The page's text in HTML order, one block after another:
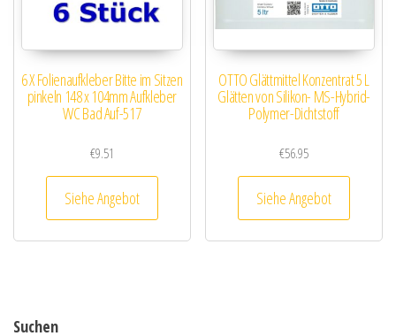
6 X Folienaufkleber Bitte im Sitzen
pinkeln 148 x 104mm Aufkleber
WC Bad Auf-517
€9.51
Siehe Angebot
OTTO Glättmittel Konzentrat 5 L
Glätten von Silikon- MS-Hybrid-
Polymer-Dichtstoff
€56.95
Siehe Angebot
Suchen